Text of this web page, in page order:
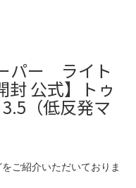
パー ライト
公式】トゥ
（低反発マ
ご紹介いただいておりま